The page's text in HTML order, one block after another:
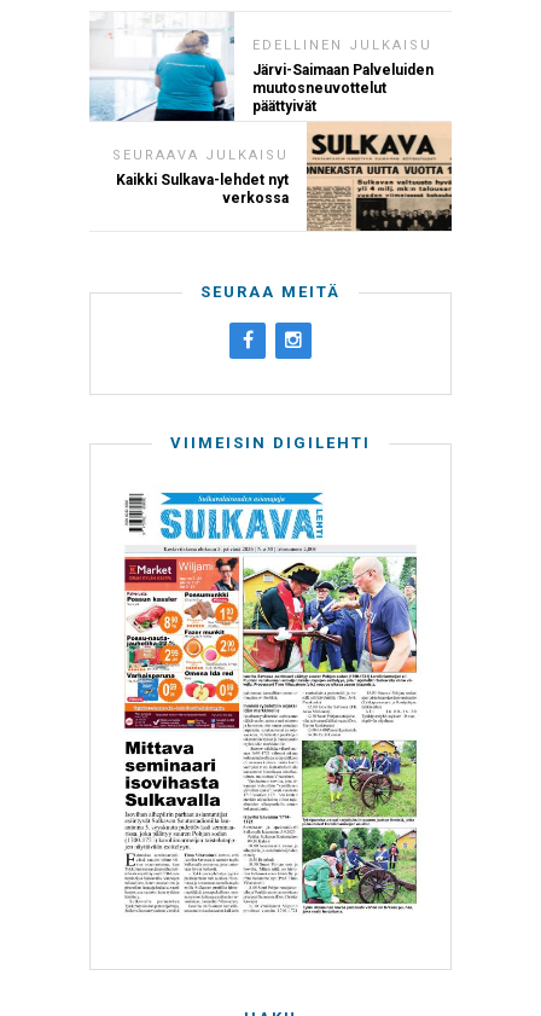
EDELLINEN JULKAISU
Järvi-Saimaan Palveluiden
muutosneuvottelut
päättyivät
SEURAAVA JULKAISU
Kaikki Sulkava-lehdet nyt
verkossa
SEURAA MEITÄ
VIIMEISIN DIGILEHTI